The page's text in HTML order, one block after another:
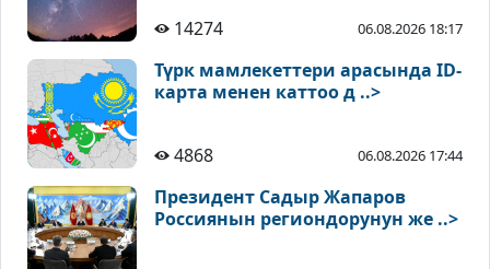
14274 06.08.2026 18:17
Түрк мамлекеттери арасында ID-
карта менен каттоо д ..>
4868 06.08.2026 17:44
Президент Садыр Жапаров
Россиянын региондорунун же ..>